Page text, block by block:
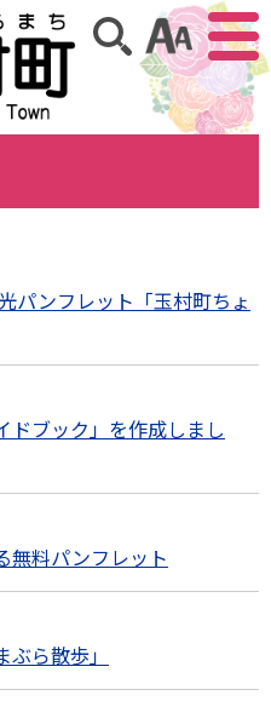
アクセ
サイト内検索
パンフレット「玉村町ちょ
ドブック」を作成しまし
無料パンフレット
ら散歩」